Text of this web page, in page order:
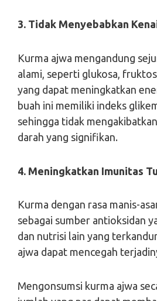
3. Tidak Menyebabkan
Kurma ajwa mengandung
alami, seperti glukosa,
yang dapat meningkatkan
buah ini memiliki indeks
sehingga tidak
darah yang signifikan.
4. Meningkatkan Imunitas
Kurma dengan rasa manis-
sebagai sumber antioksidan
dan nutrisi lain yang
ajwa dapat mencegah
Mengonsumsi kurma ajwa